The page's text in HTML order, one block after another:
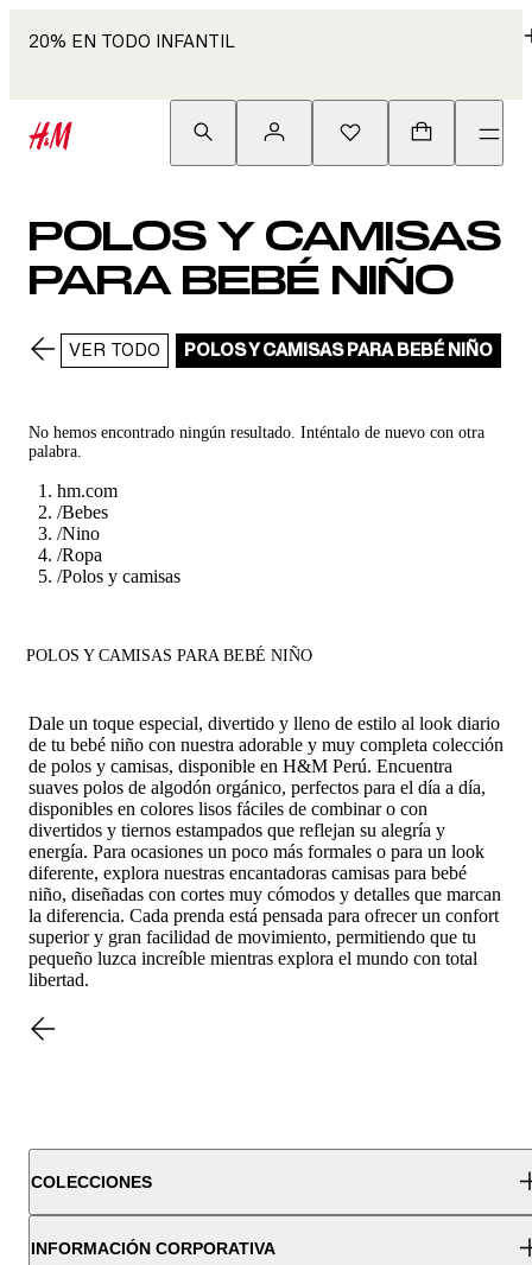
20% EN TODO INFANTIL
POLOS Y CAMISAS
PARA BEBÉ NIÑO
VER TODO POLOS Y CAMISAS PARA BEBÉ NIÑO
No hemos encontrado ningún resultado. Inténtalo de nuevo con otra
palabra.
hm.com
/Bebes
/Nino
/Ropa
/Polos y camisas
POLOS Y CAMISAS PARA BEBÉ NIÑO
Dale un toque especial, divertido y lleno de estilo al look diario
de tu bebé niño con nuestra adorable y muy completa colección
de polos y camisas, disponible en H&M Perú. Encuentra
suaves polos de algodón orgánico, perfectos para el día a día,
disponibles en colores lisos fáciles de combinar o con
divertidos y tiernos estampados que reflejan su alegría y
energía. Para ocasiones un poco más formales o para un look
diferente, explora nuestras encantadoras camisas para bebé
niño, diseñadas con cortes muy cómodos y detalles que marcan
la diferencia. Cada prenda está pensada para ofrecer un confort
superior y gran facilidad de movimiento, permitiendo que tu
pequeño luzca increíble mientras explora el mundo con total
libertad.
COLECCIONES
INFORMACIÓN CORPORATIVA